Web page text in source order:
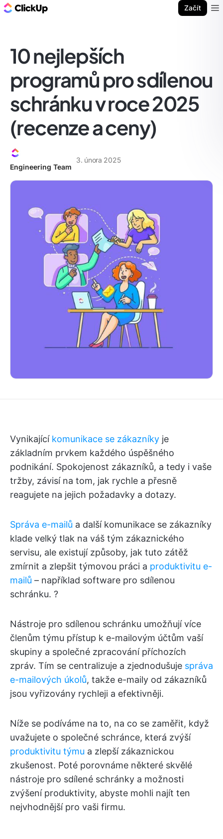
Začít
10 nejlepších
programů pro sdílenou
schránku v roce 2025
(recenze a ceny)
Engineering Team
3. února 2025
Vynikající komunikace se zákazníky je
základním prvkem každého úspěšného
podnikání. Spokojenost zákazníků, a tedy i vaše
tržby, závisí na tom, jak rychle a přesně
reagujete na jejich požadavky a dotazy.
Správa e-mailů a další komunikace se zákazníky
klade velký tlak na váš tým zákaznického
servisu, ale existují způsoby, jak tuto zátěž
zmírnit a zlepšit týmovou práci a produktivitu e-
mailů – například software pro sdílenou
schránku. ?
Nástroje pro sdílenou schránku umožňují více
členům týmu přístup k e-mailovým účtům vaší
skupiny a společné zpracování příchozích
zpráv. Tím se centralizuje a zjednodušuje správa
e-mailových úkolů, takže e-maily od zákazníků
jsou vyřizovány rychleji a efektivněji.
Níže se podíváme na to, na co se zaměřit, když
uvažujete o společné schránce, která zvýší
produktivitu týmu a zlepší zákaznickou
zkušenost. Poté porovnáme některé skvělé
nástroje pro sdílené schránky a možnosti
zvýšení produktivity, abyste mohli najít ten
nejvhodnější pro vaši firmu.